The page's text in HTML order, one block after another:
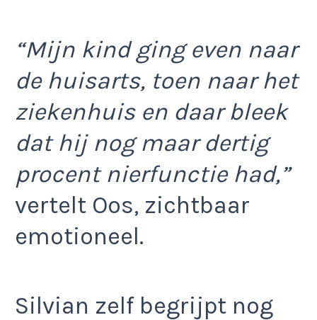
“Mijn kind ging even naar
de huisarts, toen naar het
ziekenhuis en daar bleek
dat hij nog maar dertig
procent nierfunctie had,”
vertelt Oos, zichtbaar
emotioneel.
Silvian zelf begrijpt nog